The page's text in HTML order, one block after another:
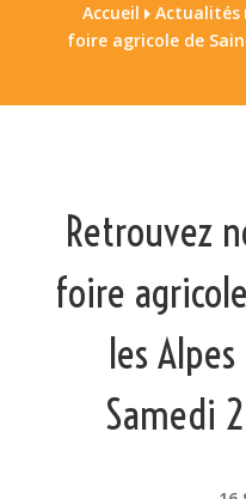
Accueil  Actualités
foire agricole de
Retrouvez
foire
les
Samedi